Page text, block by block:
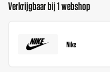
Verkrijgbaar bij 1 webshop
Nike